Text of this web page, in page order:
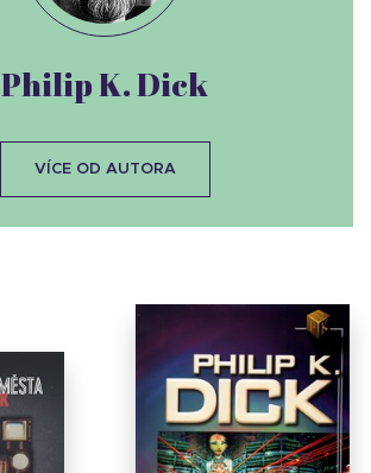
Philip K. Dick
VÍCE OD AUTORA